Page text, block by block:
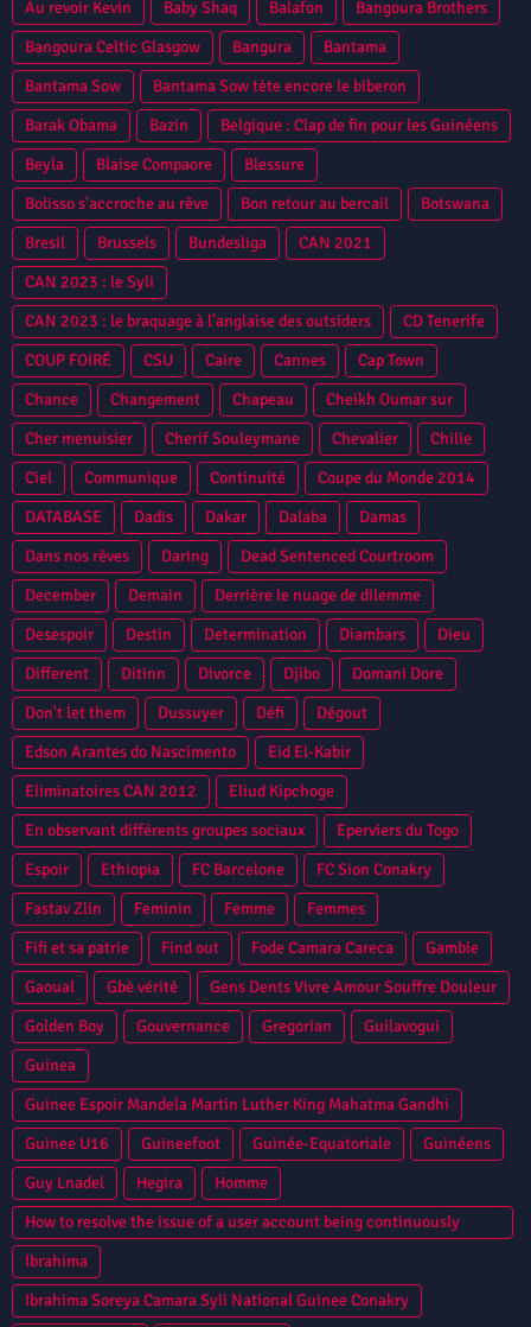
Au revoir Kevin
Baby Shaq Balafon
Bangoura Brothers
Bangoura Celtic Glasgow
Bangura
Bantama
Bantama Sow
Bantama Sow tète encore le biberon
Barak Obama
Bazin
Belgique : Clap de fin pour les Guinéens
Beyla
Blaise Compaore
Blessure
Bolisso s'accroche au rêve
Bon retour au bercail
Botswana
Bresil
Brussels Bundesliga
CAN 2021
CAN 2023 : le Syli
CAN 2023 : le braquage à l’anglaise des outsiders
CD Tenerife
COUP FOIRÉ
CSU Caire Cannes
Cap Town
Chance
Changement Chapeau
Cheikh Oumar sur
Cher menuisier
Cherif Souleymane Chevalier
Chilie
Ciel
Communique Continuité
Coupe du Monde 2014
DATABASE
Dadis Dakar Dalaba
Damas
Dans nos rêves
Daring
Dead Sentenced Courtroom
December
Demain
Derrière le nuage de dilemme
Desespoir
Destin Determination Diambars
Dieu
Different
Ditinn Divorce Djibo
Domani Dore
Don't let them
Dussuyer Défi
Dégout
Edson Arantes do Nascimento
Eid El-Kabir
Eliminatoires CAN 2012
Eliud Kipchoge
En observant différents groupes sociaux
Eperviers du Togo
Espoir
Ethiopia FC Barcelone
FC Sion Conakry
Fastav Zlín
Feminin Femme
Femmes
Fifi et sa patrie
Find out Fode Camara Careca
Gambie
Gaoual
Gbè vérité
Gens Dents Vivre Amour Souffre Douleur
Golden Boy
Gouvernance Gregorian
Guilavogui
Guinea
Guinee Espoir Mandela Martin Luther King Mahatma Gandhi
Guinee U16
Guineefoot Guinée-Equatoriale
Guinéens
Guy Lnadel
Hegira
Homme
How to resolve the issue of a user account being continuously
locked in Oracle Database?
Ibrahima
Ibrahima Soreya Camara Syli National Guinee Conakry